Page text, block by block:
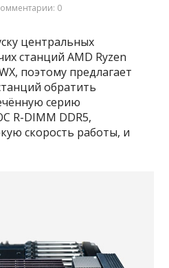
0
центральных
станций AMD Ryzen
поэтому предлагает
обратить
серию
R-DIMM DDR5,
скорость работы, и